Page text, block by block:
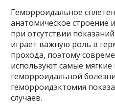
Геморроидальное
анатомическое строение
при отсутствии
играет важную роль в
прохода, поэтому
используют самые
геморроидальной
геморроидэктомия
случаев.